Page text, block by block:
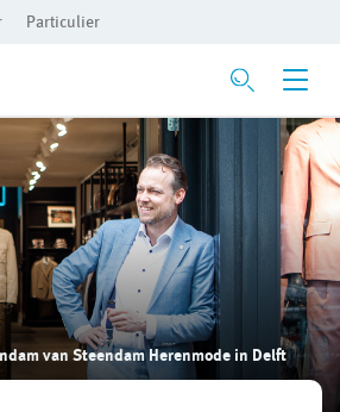
Particulier
van Steendam Herenmode in Delft